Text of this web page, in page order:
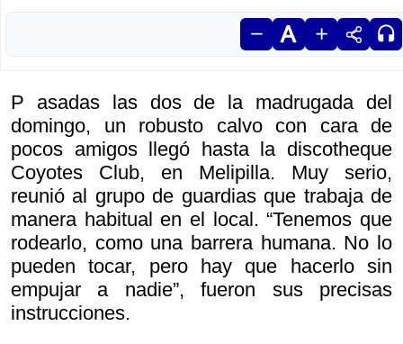
P asadas las dos de la madrugada del
domingo, un robusto calvo con cara de
pocos amigos llegó hasta la discotheque
Coyotes Club, en Melipilla. Muy serio,
reunió al grupo de guardias que trabaja de
manera habitual en el local. “Tenemos que
rodearlo, como una barrera humana. No lo
pueden tocar, pero hay que hacerlo sin
empujar a nadie”, fueron sus precisas
instrucciones.